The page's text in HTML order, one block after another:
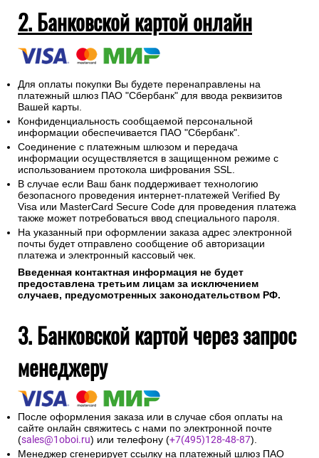
2. Банковской картой онлайн
Для оплаты покупки Вы будете перенаправлены на
платежный шлюз ПАО "Сбербанк" для ввода реквизитов
Вашей карты.
Конфиденциальность сообщаемой персональной
информации обеспечивается ПАО "Сбербанк".
Соединение с платежным шлюзом и передача
информации осуществляется в защищенном режиме с
использованием протокола шифрования SSL.
В случае если Ваш банк поддерживает технологию
безопасного проведения интернет-платежей Verified By
Visa или MasterCard Secure Code для проведения платежа
также может потребоваться ввод специального пароля.
На указанный при оформлении заказа адрес электронной
почты будет отправлено сообщение об авторизации
платежа и электронный кассовый чек.
Введенная контактная информация не будет
предоставлена третьим лицам за исключением
случаев, предусмотренных законодательством РФ.
3. Банковской картой через запрос
менеджеру
После оформления заказа или в случае сбоя оплаты на
сайте онлайн свяжитесь с нами по электронной почте
(sales@1oboi.ru) или телефону (+7(495)128-48-87).
Менеджер сгенерирует ссылку на платежный шлюз ПАО